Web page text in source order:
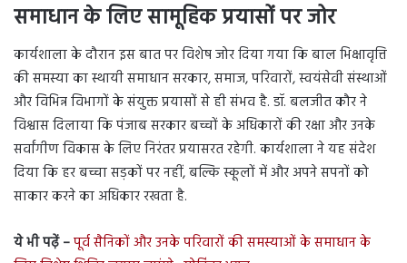
समाधान के लिए सामूहिक प्रयासों पर जोर
कार्यशाला के दौरान इस बात पर विशेष जोर दिया गया कि बाल भिक्षावृत्ति
की समस्या का स्थायी समाधान सरकार, समाज, परिवारों, स्वयंसेवी संस्थाओं
और विभिन्न विभागों के संयुक्त प्रयासों से ही संभव है. डॉ. बलजीत कौर ने
विश्वास दिलाया कि पंजाब सरकार बच्चों के अधिकारों की रक्षा और उनके
सर्वांगीण विकास के लिए निरंतर प्रयासरत रहेगी. कार्यशाला ने यह संदेश
दिया कि हर बच्चा सड़कों पर नहीं, बल्कि स्कूलों में और अपने सपनों को
साकार करने का अधिकार रखता है.
ये भी पढ़ें –पूर्व सैनिकों और उनके परिवारों की समस्याओं के समाधान के